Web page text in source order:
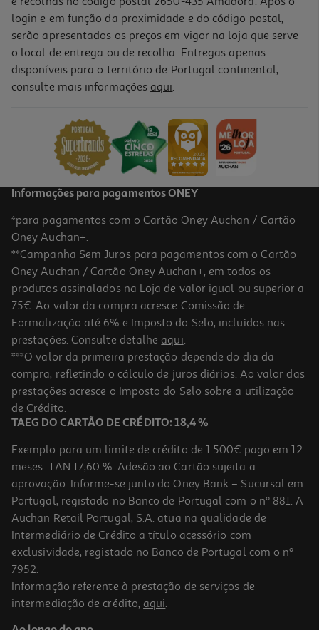
-10%
Livro Stitch! Mangá 1
PVP de editor
10,71 €
-10%
Livro Stitch! Mangá 2
10.71 €/un
11,90 € PVP de editor
10,71 €
-10%
Livro Max E Chaffy - À Procura Do Chaffy De Gelo!
login e em função da proximidade e do código postal,
serão apresentados os preços em vigor na loja que serve
o local de entrega ou de recolha. Entregas apenas
disponíveis para o território de Portugal continental,
consulte mais informações aqui.
Informações para pagamentos ONEY
*para pagamentos com o Cartão Oney Auchan / Cartão
Oney Auchan+.
**Campanha Sem Juros para pagamentos com o Cartão
Oney Auchan / Cartão Oney Auchan+, em todos os
produtos assinalados na Loja de valor igual ou superior a
75€. Ao valor da compra acresce Comissão de
Formalização até 6% e Imposto do Selo, incluídos nas
prestações. Consulte detalhe aqui.
***O valor da primeira prestação depende do dia da
compra, refletindo o cálculo de juros diários. Ao valor das
prestações acresce o Imposto do Selo sobre a utilização
de Crédito.
TAEG DO CARTÃO DE CRÉDITO: 18,4 %
Exemplo para um limite de crédito de 1.500€ pago em 12
meses. TAN 17,60 %. Adesão ao Cartão sujeita a
aprovação. Informe-se junto do Oney Bank – Sucursal em
Portugal, registado no Banco de Portugal com o nº 881. A
Auchan Retail Portugal, S.A. atua na qualidade de
Intermediário de Crédito a título acessório com
exclusividade, registado no Banco de Portugal com o nº
7952.
Informação referente à prestação de serviços de
intermediação de crédito, aqui.